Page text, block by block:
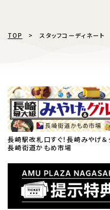
TOP スタッフコーディネート
長崎駅改札口すぐ！長崎みやげ＆
長崎街道かもめ市場